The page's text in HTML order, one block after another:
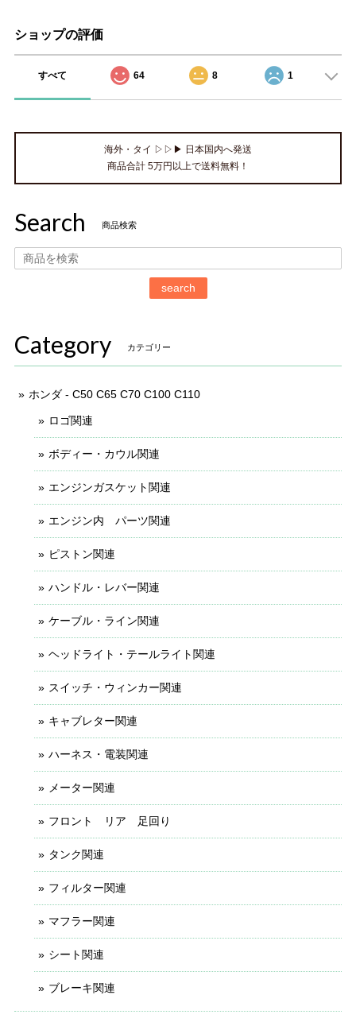
ショップの評価
すべて 64 8 1
海外・タイ ▷▷▶ 日本国内へ発送
商品合計 5万円以上で送料無料！
Search 商品検索
search
Category カテゴリー
ホンダ - C50 C65 C70 C100 C110
ロゴ関連
ボディー・カウル関連
エンジンガスケット関連
エンジン内 パーツ関連
ピストン関連
ハンドル・レバー関連
ケーブル・ライン関連
ヘッドライト・テールライト関連
スイッチ・ウィンカー関連
キャブレター関連
ハーネス・電装関連
メーター関連
フロント リア 足回り
タンク関連
フィルター関連
マフラー関連
シート関連
ブレーキ関連